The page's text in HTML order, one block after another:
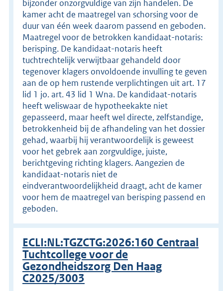
bijzonder onzorgvuldige van zijn handelen. De
kamer acht de maatregel van schorsing voor de
duur van één week daarom passend en geboden.
Maatregel voor de betrokken kandidaat-notaris:
berisping. De kandidaat-notaris heeft
tuchtrechtelijk verwijtbaar gehandeld door
tegenover klagers onvoldoende invulling te geven
aan de op hem rustende verplichtingen uit art. 17
lid 1 jo. art. 43 lid 1 Wna. De kandidaat-notaris
heeft weliswaar de hypotheekakte niet
gepasseerd, maar heeft wel directe, zelfstandige,
betrokkenheid bij de afhandeling van het dossier
gehad, waarbij hij verantwoordelijk is geweest
voor het gebrek aan zorgvuldige, juiste,
berichtgeving richting klagers. Aangezien de
kandidaat-notaris niet de
eindverantwoordelijkheid draagt, acht de kamer
voor hem de maatregel van berisping passend en
geboden.
ECLI:NL:TGZCTG:2026:160 Centraal
Tuchtcollege voor de
Gezondheidszorg Den Haag
C2025/3003